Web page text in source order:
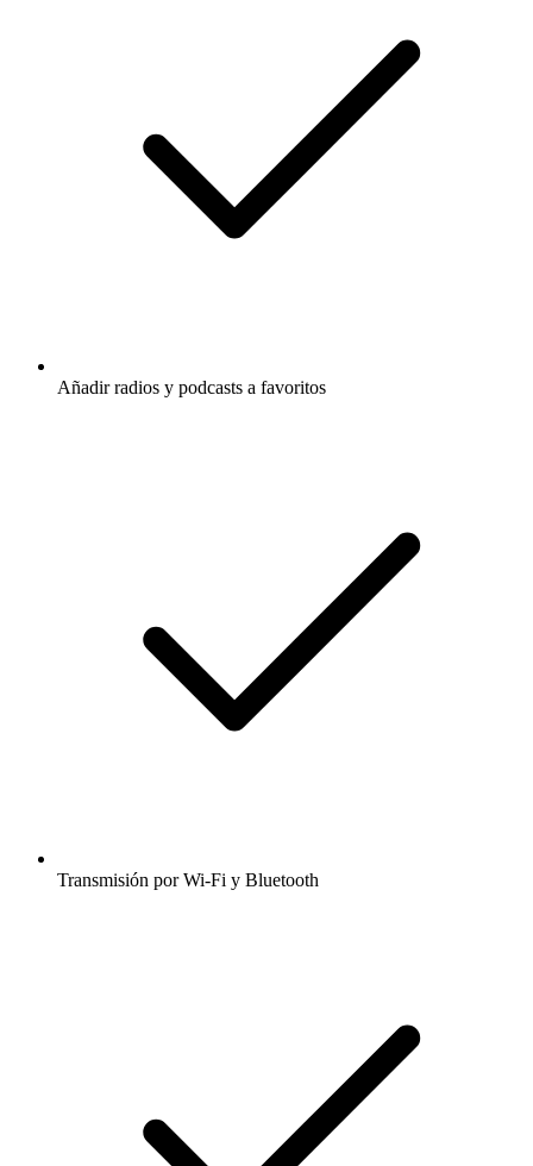
Añadir radios y podcasts a favoritos
Transmisión por Wi-Fi y Bluetooth